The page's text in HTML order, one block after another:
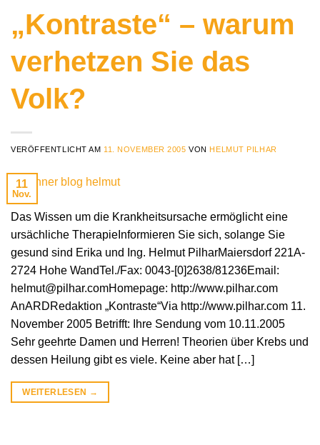
„Kontraste“ – warum
verhetzen Sie das
Volk?
VERÖFFENTLICHT AM 11. NOVEMBER 2005 VON HELMUT PILHAR
11
Nov.
Das Wissen um die Krankheitsursache ermöglicht eine
ursächliche TherapieInformieren Sie sich, solange Sie
gesund sind Erika und Ing. Helmut PilharMaiersdorf 221A-
2724 Hohe WandTel./Fax: 0043-[0]2638/81236Email:
helmut@pilhar.comHomepage: http://www.pilhar.com
AnARDRedaktion „Kontraste“Via http://www.pilhar.com 11.
November 2005 Betrifft: Ihre Sendung vom 10.11.2005
Sehr geehrte Damen und Herren! Theorien über Krebs und
dessen Heilung gibt es viele. Keine aber hat […]
WEITERLESEN →